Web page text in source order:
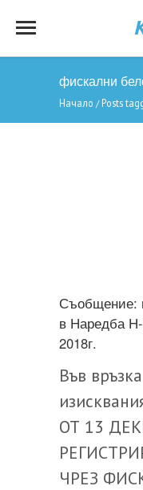
фискални
Начало / Posts
Съобщение:
в Наредба
2018г.
Във
ОТ 13
ЧРЕЗ